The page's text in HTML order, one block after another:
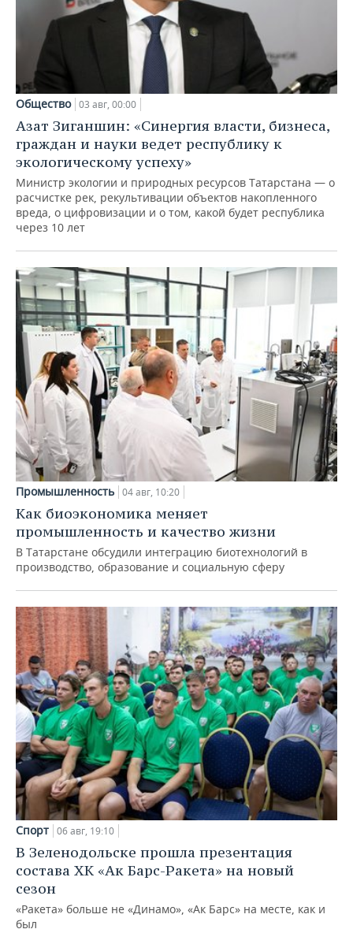
Общество 03 авг, 00:00
Азат Зиганшин: «Синергия власти, бизнеса,
граждан и науки ведет республику к
экологическому успеху»
Министр экологии и природных ресурсов Татарстана — о
расчистке рек, рекультивации объектов накопленного
вреда, о цифровизации и о том, какой будет республика
через 10 лет
Промышленность 04 авг, 10:20
Как биоэкономика меняет
промышленность и качество жизни
В Татарстане обсудили интеграцию биотехнологий в
производство, образование и социальную сферу
Спорт 06 авг, 19:10
В Зеленодольске прошла презентация
состава ХК «Ак Барс-Ракета» на новый
сезон
«Ракета» больше не «Динамо», «Ак Барс» на месте, как и
был